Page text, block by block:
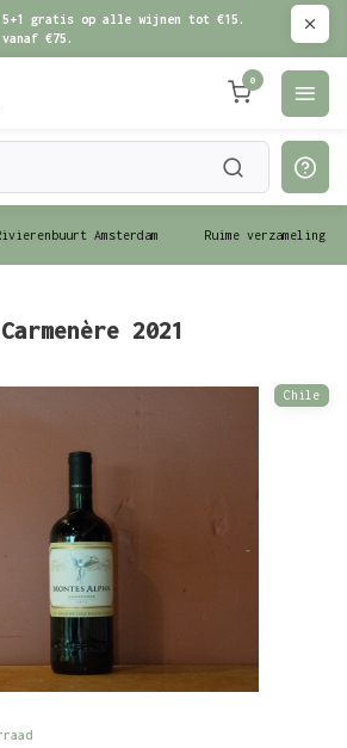
5+1 gratis op alle wijnen tot €15.
€75.
0
Amsterdam Ruime verzameling
2021
Chile